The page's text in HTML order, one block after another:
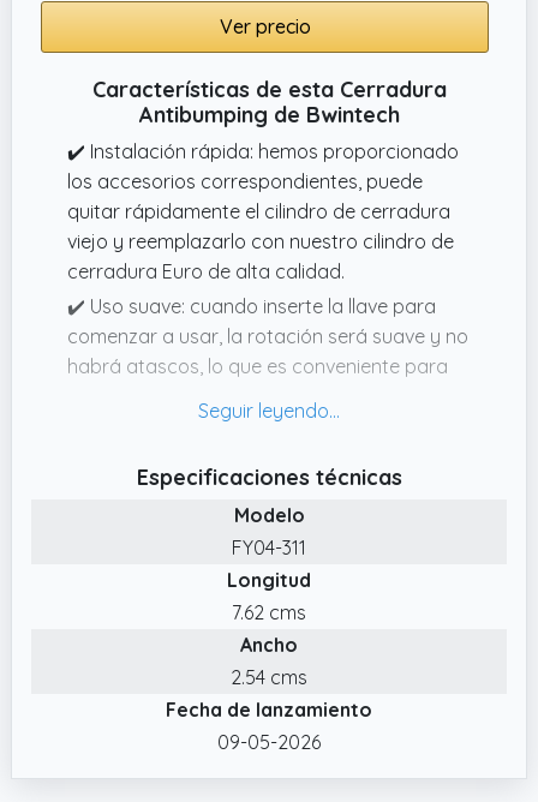
Ver precio
Características de esta Cerradura
Antibumping de Bwintech
✔️ Instalación rápida: hemos proporcionado
los accesorios correspondientes, puede
quitar rápidamente el cilindro de cerradura
viejo y reemplazarlo con nuestro cilindro de
cerradura Euro de alta calidad.
✔️ Uso suave: cuando inserte la llave para
comenzar a usar, la rotación será suave y no
habrá atascos, lo que es conveniente para
de bloqueo, puede elegir cilindros de bloqueo
dobles o giratorios para satisfacer sus
diferentes necesidades de instalación y
proteger la seguridad de su hogar.
✔️ Alta seguridad: nuestro cilindro de bloqueo
tiene una variedad de funciones de
seguridad estables, el cilindro de bloqueo y la
llave hechos de cobre puro sólido tienen las
funciones de antirrobo, antitaladro,
Especificaciones técnicas
Modelo
FY04-311
Longitud
7.62 cms
Ancho
2.54 cms
Fecha de lanzamiento
09-05-2026